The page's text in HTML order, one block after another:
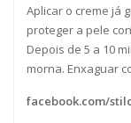
Aplicar o creme já
proteger a pele
Depois de 5 a 10
morna. Enxaguar
facebook.com/